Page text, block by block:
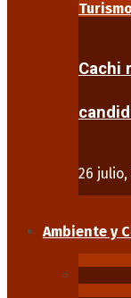
Turismo
Cachi
26 julio,
Ambiente y